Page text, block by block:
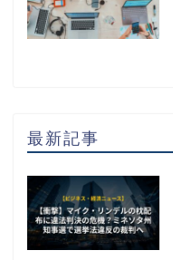
最新記事